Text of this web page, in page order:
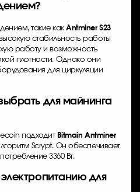
такие какAntminer S23
стабильность работы
работу и возможность
плотности. Однако они
для циркуляции
для майнинга
подходит Bitmain Antminer
Scrypt. Он обеспечивает
3360 Вт.
для